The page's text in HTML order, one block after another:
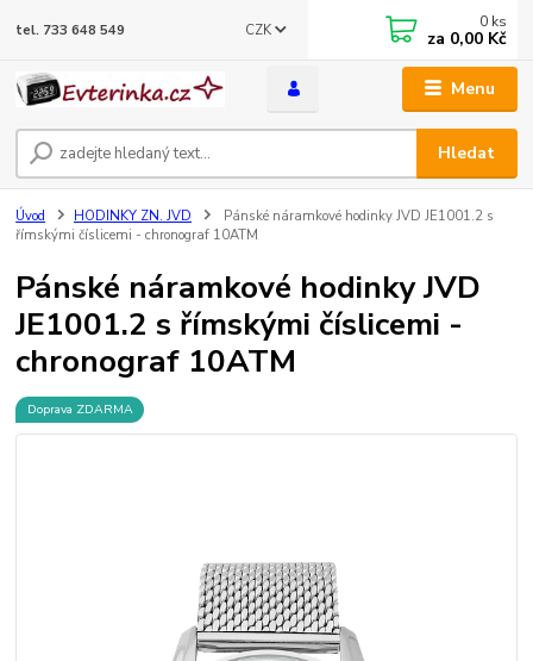
Menu
CZK
Hledat
tel. 733 648 549 0 ks
za 0,00 Kč
Úvod HODINKY ZN. JVD
Pánské náramkové hodinky JVD JE1001.2 s
římskými číslicemi - chronograf 10ATM
Pánské náramkové hodinky JVD
JE1001.2 s římskými číslicemi -
chronograf 10ATM
Doprava ZDARMA